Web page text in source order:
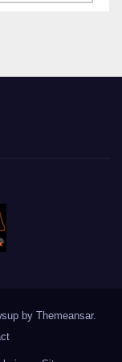
by Themeansar.